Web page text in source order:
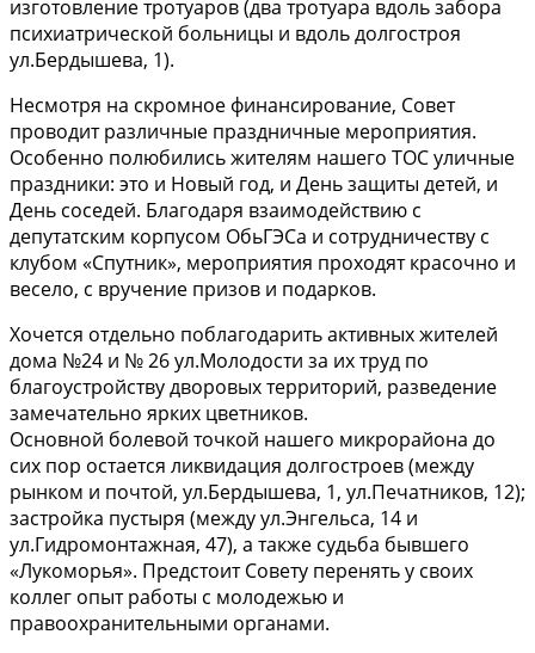
изготовление тротуаров (два тротуара вдоль забора
психиатрической больницы и вдоль долгостроя
ул.Бердышева, 1).
Несмотря на скромное финансирование, Совет
проводит различные праздничные мероприятия.
Особенно полюбились жителям нашего ТОС уличные
праздники: это и Новый год, и День защиты детей, и
День соседей. Благодаря взаимодействию с
депутатским корпусом ОбьГЭСа и сотрудничеству с
клубом «Спутник», мероприятия проходят красочно и
весело, с вручение призов и подарков.
Хочется отдельно поблагодарить активных жителей
дома №24 и № 26 ул.Молодости за их труд по
благоустройству дворовых территорий, разведение
замечательно ярких цветников.
Основной болевой точкой нашего микрорайона до
сих пор остается ликвидация долгостроев (между
рынком и почтой, ул.Бердышева, 1, ул.Печатников, 12);
застройка пустыря (между ул.Энгельса, 14 и
ул.Гидромонтажная, 47), а также судьба бывшего
«Лукоморья». Предстоит Совету перенять у своих
коллег опыт работы с молодежью и
правоохранительными органами.